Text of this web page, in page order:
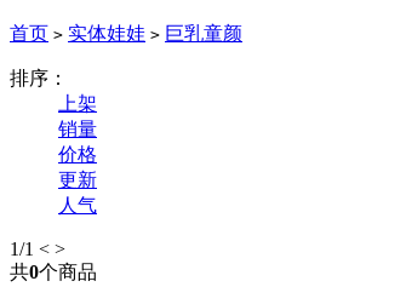
首页 > 实体娃娃 > 巨乳童颜
排序：
上架
销量
价格
更新
人气
1/1 < >
共0个商品